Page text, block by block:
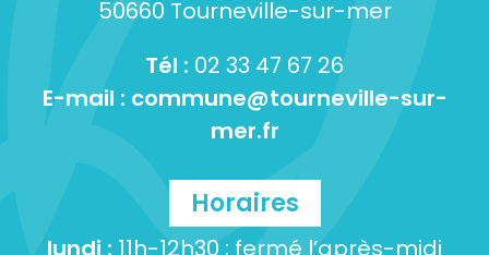
50660 Tourneville-sur-mer
Tél : 02 33 47 67 26
E-mail : commune@tourneville-sur-
mer.fr
Horaires
lundi : 11h-12h30 ; fermé l’après-midi